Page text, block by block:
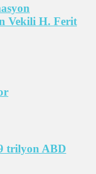
Vekili H. Ferit
trilyon ABD